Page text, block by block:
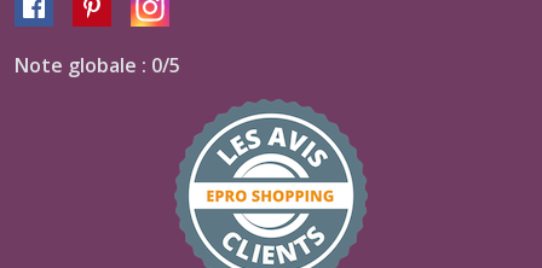
Note globale : 0/5